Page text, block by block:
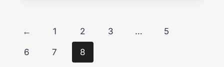
← 1 2 3 … 5
6 7 8